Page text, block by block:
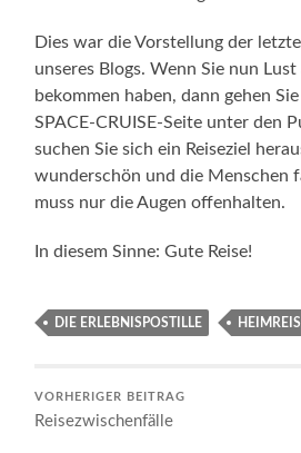
Dies war die Vorstellung der
unseres Blogs. Wenn Sie nun Lust
bekommen haben, dann gehen
SPACE-CRUISE-Seite unter den
suchen Sie sich ein Reiseziel
wunderschön und die Menschen
muss nur die Augen offenhalten.
In diesem Sinne: Gute Reise!
DIE ERLEBNISPOSTILLE
VORHERIGER BEITRAG
Reisezwischenfälle